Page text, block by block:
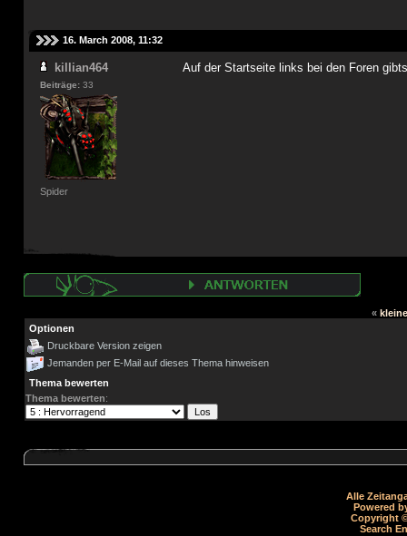
16. March 2008, 11:32
killian464
Beiträge: 33
Spider
Auf der Startseite links bei den Foren
«
Optionen
Druckbare Version zeigen
Jemanden per E-Mail auf dieses Thema hinweisen
Thema bewerten
Thema bewerten:
Alle
Powered
Copyright
Search